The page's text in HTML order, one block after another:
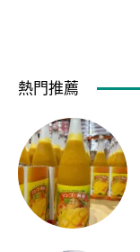
熱門推薦